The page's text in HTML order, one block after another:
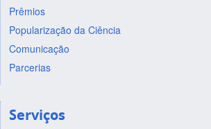
Prêmios
Popularização da Ciência
Comunicação
Parcerias
Serviços